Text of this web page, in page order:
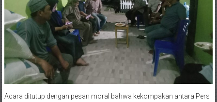
​Acara ditutup dengan pesan moral bahwa kekompakan antara Pers